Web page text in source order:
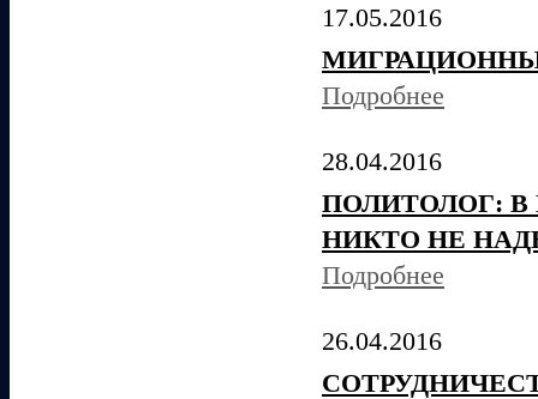
17.05.2016
Подробнее
28.04.2016
ПОЛИТОЛОГ:
НИКТО НЕ
Подробнее
26.04.2016